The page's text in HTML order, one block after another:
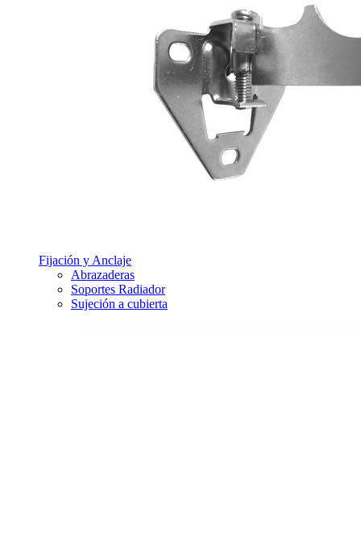
Fijación y Anclaje
Abrazaderas
Soportes Radiador
Sujeción a cubierta